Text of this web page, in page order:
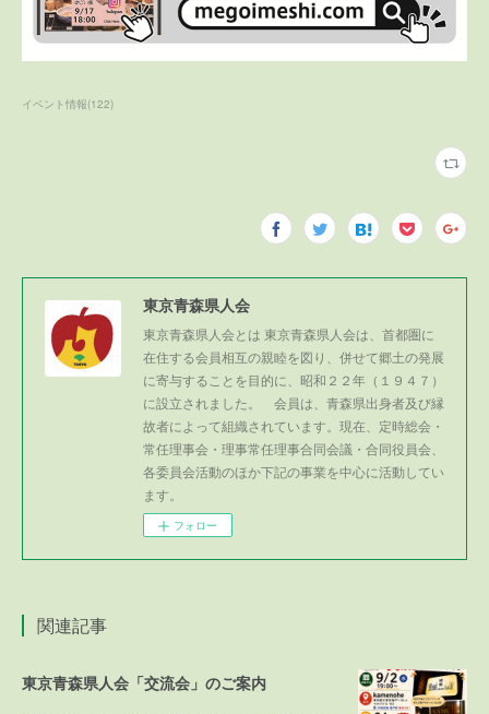
イベント情報(122)
東京青森県人会
東京青森県人会とは 東京青森県人会は、首都圏に
在住する会員相互の親睦を図り、併せて郷土の発展
に寄与することを目的に、昭和２２年（１９４７）
に設立されました。 会員は、青森県出身者及び縁
故者によって組織されています。現在、定時総会・
常任理事会・理事常任理事合同会議・合同役員会、
各委員会活動のほか下記の事業を中心に活動してい
ます。
フォロー
関連記事
東京青森県人会「交流会」のご案内